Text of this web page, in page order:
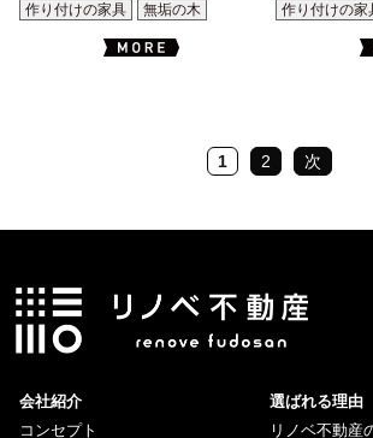
作り付けの家具
無垢の木
作り付けの家
1 2 次
会社紹介
コンセプト
選ばれる理由
リノベ不動産